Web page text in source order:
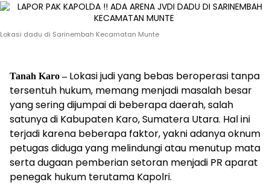
Lokasi dadu di Sarinembah Kecamatan Munte
Tanah Karo –Lokasi judi yang bebas beroperasi tanpa
tersentuh hukum, memang menjadi masalah besar
yang sering dijumpai di beberapa daerah, salah
satunya di Kabupaten Karo, Sumatera Utara. Hal ini
terjadi karena beberapa faktor, yakni adanya oknum
petugas diduga yang melindungi atau menutup mata
serta dugaan pemberian setoran menjadi PR aparat
penegak hukum terutama Kapolri.